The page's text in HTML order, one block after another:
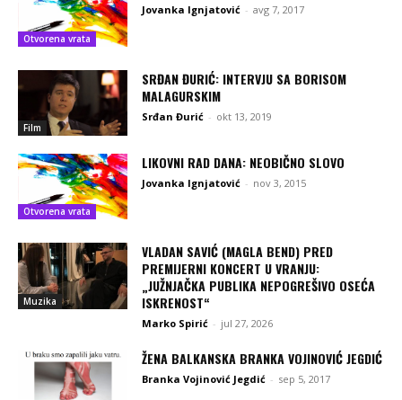
Otvorena vrata
Jovanka Ignjatović - avg 7, 2017
Film
SRĐAN ĐURIĆ: INTERVJU SA BORISOM
MALAGURSKIM
Srđan Đurić - okt 13, 2019
Otvorena vrata
LIKOVNI RAD DANA: NEOBIČNO SLOVO
Jovanka Ignjatović - nov 3, 2015
Muzika
VLADAN SAVIĆ (MAGLA BEND) PRED
PREMIJERNI KONCERT U VRANJU:
„JUŽNJAČKA PUBLIKA NEPOGREŠIVO OSEĆA
ISKRENOST“
Marko Spirić - jul 27, 2026
ŽENA BALKANSKA BRANKA VOJINOVIĆ JEGDIĆ
Branka Vojinović Jegdić - sep 5, 2017